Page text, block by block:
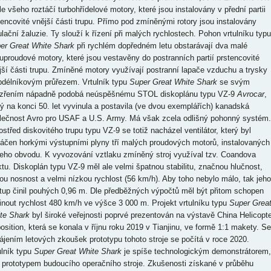
všeho roztáčí turbohřídelové motory, které jsou instalovány v přední partii
vnější části trupu. Přímo pod zmíněnými rotory jsou instalovány
žaluzie. Ty slouží k řízení při malých rychlostech. Pohon vrtulníku typu
Great White Sharkpři rychlém dopředném letu obstarávají dva malé
motory, které jsou vestavěny do postranních partií prstencovité
části trupu. Zmíněné motory využívají postranní lapače vzduchu a trysky
průřezem. Vrtulník typu Super Great White Sharkse svým
nápadně podobá neúspěšnému STOL diskoplánu typu VZ-9Avrocar,
na konci 50. let vyvinula a postavila (ve dvou exemplářích) kanadská
Avro pro USAF a U.S. Army. Má však zcela odlišný pohonný systém.
diskovitého trupu typu VZ-9 se totiž nacházel ventilátor, který byl
horkými výstupními plyny tří malých proudových motorů, instalovaných
obvodu. K vyvozování vztlaku zmíněný stroj využíval tzv. Coandova
Diskoplán typu VZ-9 měl ale velmi špatnou stabilitu, značnou hlučnost,
nosnost a velmi nízkou rychlost (56 km/h). Aby toho nebylo málo, tak jeho
činil pouhých 0,96 m. Dle předběžných výpočtů měl být přitom schopen
rychlost 480 km/h ve výšce 3 000 m. Projekt vrtulníku typu Super Great
Sharkbyl široké veřejnosti poprvé prezentován na výstavě China
která se konala v říjnu roku 2019 v Tianjinu, ve formě 1:1 makety. Se
letových zkoušek prototypu tohoto stroje se počítá v roce 2020.
typuSuper Great White Sharkje spíše technologickým demonstrátorem,
prototypem budoucího operačního stroje. Zkušenosti získané v průběhu